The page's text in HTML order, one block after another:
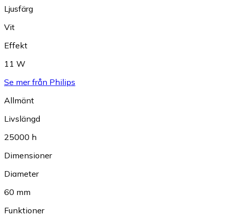
Ljusfärg
Vit
Effekt
11 W
Se mer från Philips
Allmänt
Livslängd
25000 h
Dimensioner
Diameter
60 mm
Funktioner